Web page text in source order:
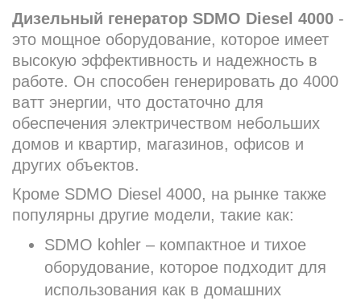
Дизельный генератор SDMO Diesel 4000 -
это мощное оборудование, которое имеет
высокую эффективность и надежность в
работе. Он способен генерировать до 4000
ватт энергии, что достаточно для
обеспечения электричеством небольших
домов и квартир, магазинов, офисов и
других объектов.
Кроме SDMO Diesel 4000, на рынке также
популярны другие модели, такие как:
SDMO kohler – компактное и тихое
оборудование, которое подходит для
использования как в домашних